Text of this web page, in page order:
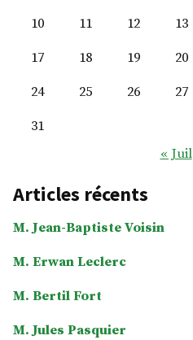
10
11 12 13
17
18 19 20
24
25 26 27
31
« Juil
Articles récents
M. Jean-Baptiste Voisin
M. Erwan Leclerc
M. Bertil Fort
M. Jules Pasquier